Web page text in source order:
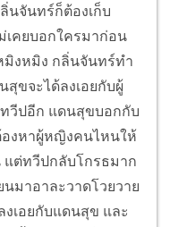
นจันทร์ก็ต้องเก็บ
คยบอกใครมาก่อน
มิงหมิง กลิ่นจันทร์ทำ
สุขจะได้ลงเอยกับผู้
วีปอีก แดนสุขบอกกับ
งหาผู้หญิงคนไหนให้
แต่ทวีปกลับโกรธมาก
มาอาละวาดโวยวาย
เอยกับแดนสุข และ